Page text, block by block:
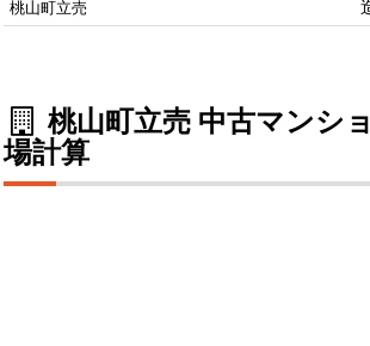
桃山町立売
桃山町立売 中古マンシ
場計算